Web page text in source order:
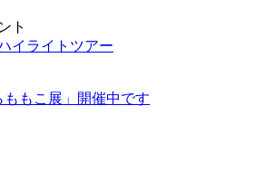
ト
イライトツアー
もこ展」開催中です